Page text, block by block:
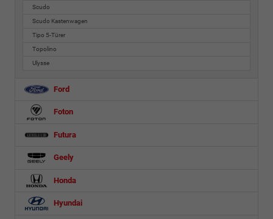
Scudo
Scudo Kastenwagen
Tipo 5-Türer
Topolino
Ulysse
Ford
Foton
Futura
Geely
Honda
Hyundai